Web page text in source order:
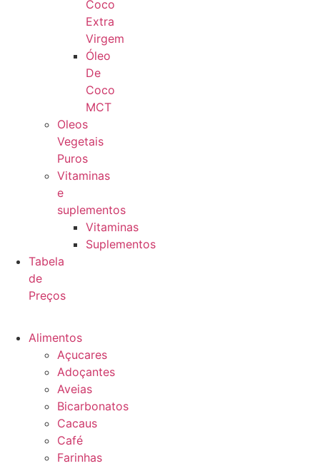
Coco
Extra
Virgem
Óleo
De
Coco
MCT
Oleos
Vegetais
Puros
Vitaminas
e
suplementos
Vitaminas
Suplementos
Tabela
de
Preços
Alimentos
Açucares
Adoçantes
Aveias
Bicarbonatos
Cacaus
Café
Farinhas